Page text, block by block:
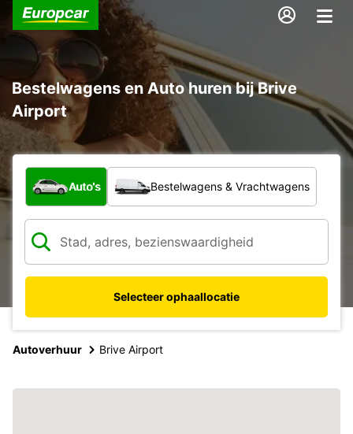
Bestelwagens en Auto huren bij Brive
Airport
Welk type voertuig?
Auto's Bestelwagens & Vrachtwagens
Selecteer ophaallocatie
Autoverhuur Brive Airport